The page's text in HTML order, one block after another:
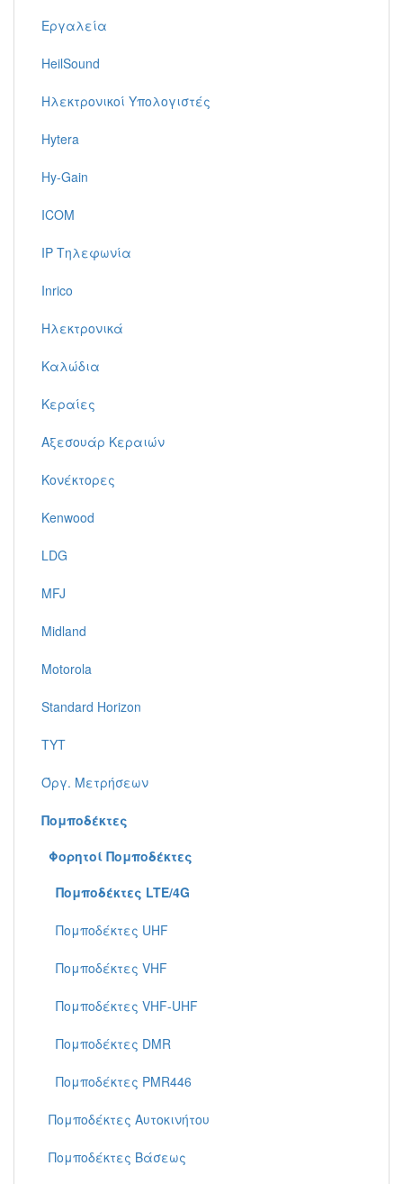
Εργαλεία
HeilSound
Ηλεκτρονικοί Υπολογιστές
Hytera
Hy-Gain
ICOM
IP Τηλεφωνία
Inrico
Ηλεκτρονικά
Καλώδια
Κεραίες
Αξεσουάρ Κεραιών
Κονέκτορες
Kenwood
LDG
MFJ
Midland
Motorola
Standard Horizon
TYT
Όργ. Μετρήσεων
Πομποδέκτες
Φορητoί Πομποδέκτες
Πομποδέκτες LTE/4G
Πομποδέκτες UHF
Πομποδέκτες VHF
Πομποδέκτες VHF-UHF
Πομποδέκτες DMR
Πομποδέκτες PMR446
Πομποδέκτες Aυτοκινήτου
Πομποδέκτες Βάσεως